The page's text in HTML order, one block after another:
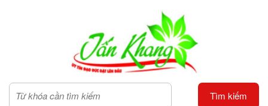
Tìm kiếm